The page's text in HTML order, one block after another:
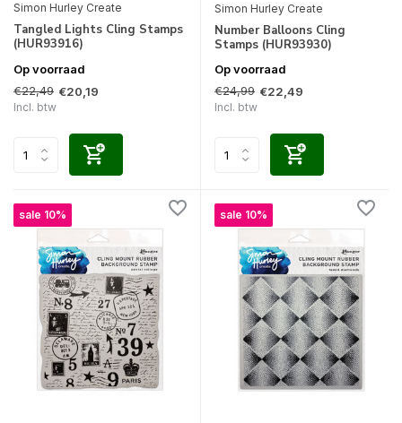
Simon Hurley Create
Tangled Lights Cling Stamps
(HUR93916)
Op voorraad
€22,49 €20,19
Incl. btw
Simon Hurley Create
Number Balloons Cling
Stamps (HUR93930)
Op voorraad
€24,99 €22,49
Incl. btw
sale 10% sale 10%